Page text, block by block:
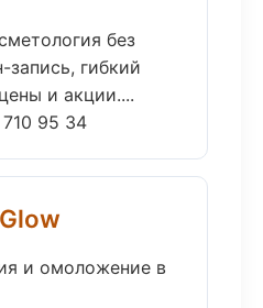
без
запись, гибкий
и акции....
95 34
и омоложение в